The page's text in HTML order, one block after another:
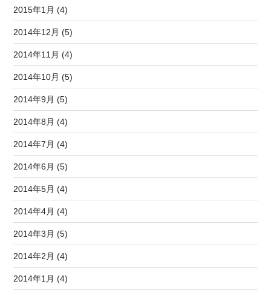
2015年1月 (4)
2014年12月 (5)
2014年11月 (4)
2014年10月 (5)
2014年9月 (5)
2014年8月 (4)
2014年7月 (4)
2014年6月 (5)
2014年5月 (4)
2014年4月 (4)
2014年3月 (5)
2014年2月 (4)
2014年1月 (4)